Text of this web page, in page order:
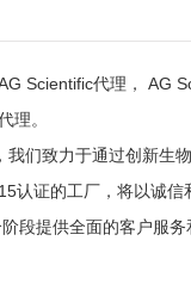
Scientific代理， AG
理。
们致力于通过创新生
认证的工厂，将以诚
段提供全面的客户服